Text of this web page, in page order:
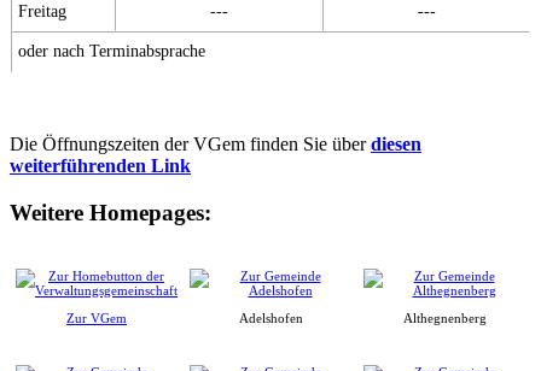
Freitag --- ---
oder nach Terminabsprache
Die Öffnungszeiten der VGem finden Sie überdiesen
weiterführenden Link
Weitere Homepages:
Zur VGem Adelshofen Althegnenberg